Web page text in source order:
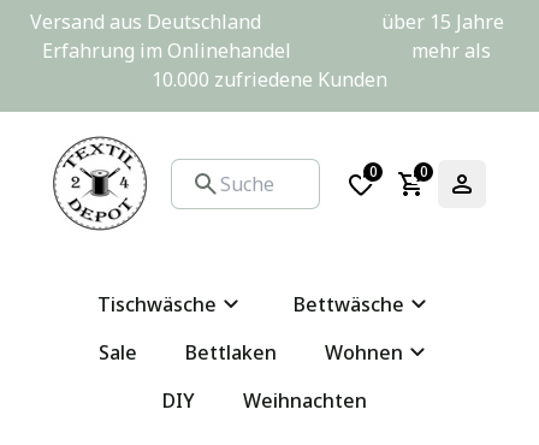
Versand aus Deutschland                         über 15 Jahre
Erfahrung im Onlinehandel                         mehr als
10.000 zufriedene Kunden
0 0
Tischwäsche
Bettwäsche
Sale
Bettlaken
Wohnen
DIY
Weihnachten